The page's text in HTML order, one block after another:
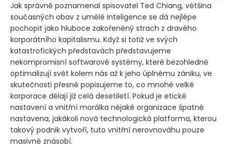
Jak správně poznamenal spisovatel Ted Chiang, většina
současných obav z umělé inteligence se dá nejlépe
pochopit jako hluboce zakořeněný strach z dravého
korporátního kapitalismu. Když si totiž ve svých
katastrofických představách představujeme
nekompromisní softwarové systémy, které bezohledně
optimalizují svět kolem nás až k jeho úplnému zániku, ve
skutečnosti přesně popisujeme to, co mnohé velké
korporace dělají již celá desetiletí. Pokud je etické
nastavení a vnitřní morálka nějaké organizace špatně
nastavena, jakákoli nová technologická platforma, kterou
takový podnik vytvoří, tuto vnitřní nerovnováhu pouze
masivně znásobí.